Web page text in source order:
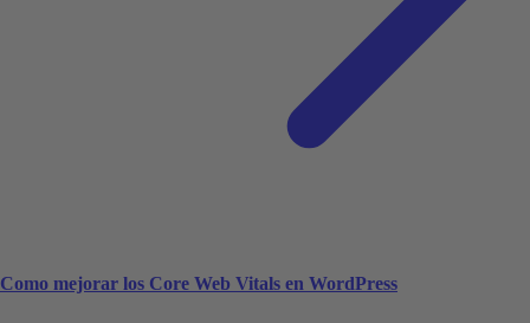
Como mejorar los Core Web Vitals en WordPress